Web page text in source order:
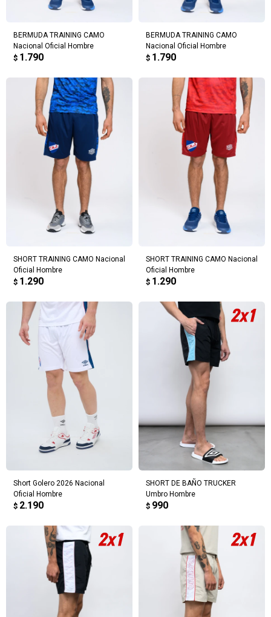
BERMUDA TRAINING CAMO
Nacional Oficial Hombre
$ 1.790
BERMUDA TRAINING CAMO
Nacional Oficial Hombre
$ 1.790
SHORT TRAINING CAMO Nacional
Oficial Hombre
$ 1.290
SHORT TRAINING CAMO Nacional
Oficial Hombre
$ 1.290
Short Golero 2026 Nacional
Oficial Hombre
$ 2.190
SHORT DE BAÑO TRUCKER
Umbro Hombre
$ 990